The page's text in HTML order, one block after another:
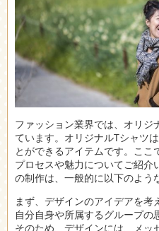
ファッション業界では、オリジ
ています。 オリジナルTシャツ
とができるアイテムです。こ
プロセスや魅力についてご紹介
の制作は、一般的に以下のよう
まず、デザインのアイデアを考
自分自身や所属するグループの
そのため、デザインには、メッ